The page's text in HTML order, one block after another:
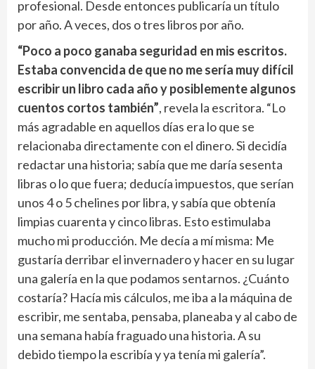
profesional. Desde entonces publicaría un título
por año. A veces, dos o tres libros por año.
“Poco a poco ganaba seguridad en mis escritos.
Estaba convencida de que no me sería muy difícil
escribir un libro cada año y posiblemente algunos
cuentos cortos también”, revela la escritora. “Lo
más agradable en aquellos días era lo que se
relacionaba directamente con el dinero. Si decidía
redactar una historia; sabía que me daría sesenta
libras o lo que fuera; deducía impuestos, que serían
unos 4 o 5 chelines por libra, y sabía que obtenía
limpias cuarenta y cinco libras. Esto estimulaba
mucho mi producción. Me decía a mí misma: Me
gustaría derribar el invernadero y hacer en su lugar
una galería en la que podamos sentarnos. ¿Cuánto
costaría? Hacía mis cálculos, me iba a la máquina de
escribir, me sentaba, pensaba, planeaba y al cabo de
una semana había fraguado una historia. A su
debido tiempo la escribía y ya tenía mi galería”.